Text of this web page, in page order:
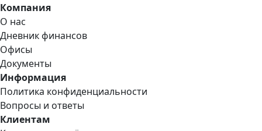
Компания
О нас
Дневник финансов
Офисы
Документы
Информация
Политика конфиденциальности
Вопросы и ответы
Клиентам